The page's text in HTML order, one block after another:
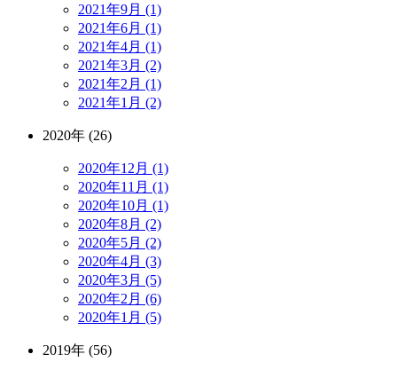
2021年9月 (1)
2021年6月 (1)
2021年4月 (1)
2021年3月 (2)
2021年2月 (1)
2021年1月 (2)
2020年 (26)
2020年12月 (1)
2020年11月 (1)
2020年10月 (1)
2020年8月 (2)
2020年5月 (2)
2020年4月 (3)
2020年3月 (5)
2020年2月 (6)
2020年1月 (5)
2019年 (56)